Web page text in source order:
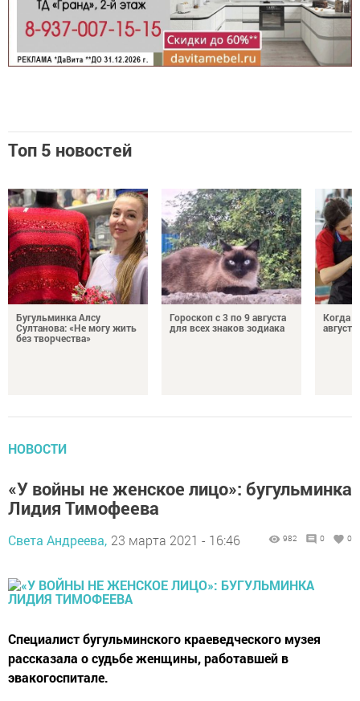
Топ 5 новостей
Бугульминка Алсу
Султанова: «Не могу жить
без творчества»
Гороскоп с 3 по 9 августа
для всех знаков зодиака
Когда
НОВОСТИ
«У войны не женское лицо»: бугульминка
Лидия Тимофеева
Света Андреева, 23 марта 2021 - 16:46 982 0 0
Специалист бугульминского краеведческого музея
рассказала о судьбе женщины, работавшей в
эвакогоспитале.